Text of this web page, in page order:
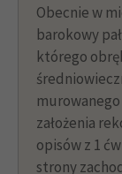
Obecnie w
barokowy
którego
założenia
opisów z 1
strony